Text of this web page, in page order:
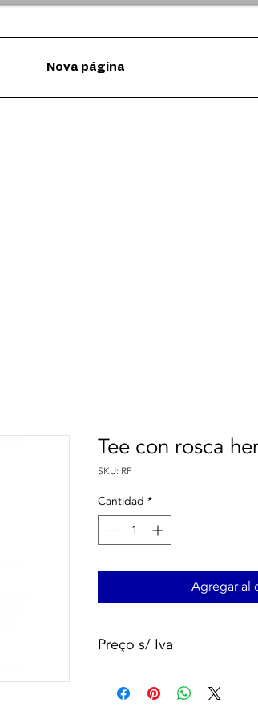
Nova página
Tee con rosca
SKU: RF
Cantidad *
Agregar al
Preço s/ Iva